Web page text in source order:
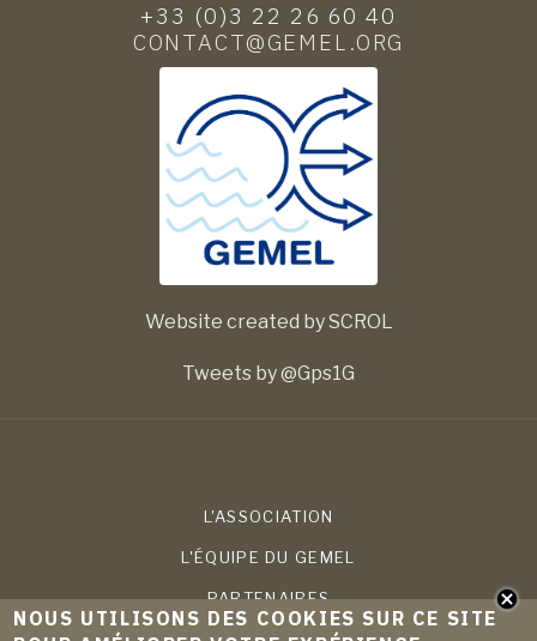
+33 (0)3 22 26 60 40
CONTACT@GEMEL.ORG
Website created by SCROL
Tweets by @Gps1G
L'ASSOCIATION
L'ÉQUIPE DU GEMEL
PARTENAIRES
NOUS UTILISONS DES COOKIES SUR CE SITE